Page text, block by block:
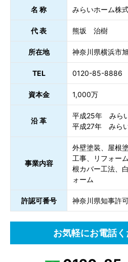
名 称 みらいホーム株
代 表 熊坂 治樹
所在地 神奈川県横浜市
TEL 0120-85-8886
資本金 1,000万
沿 革
平成25年 みら
平成27年 みら
事業内容
外壁塗装、屋根
工事、リフォー
根カバー工法、
ォーム
許認可番号 神奈川県知事許
お気軽にお電話